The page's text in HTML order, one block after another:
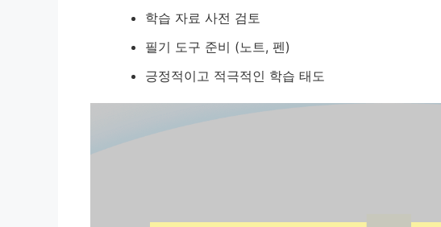
학습 자료 사전 검토
필기 도구 준비 (노트, 펜)
긍정적이고 적극적인 학습 태도